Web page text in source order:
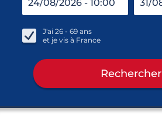
J'ai 26 - 69 ans
et je vis à France
Rechercher